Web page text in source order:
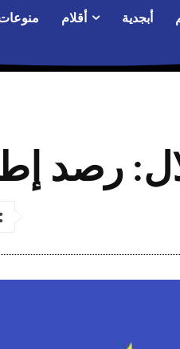
أبجدية أقلام
رصد